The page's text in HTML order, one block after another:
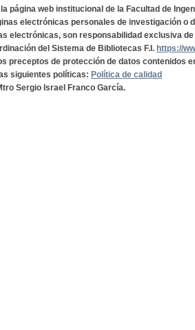
página web institucional de la Facultad de
electrónicas personales de investigación o
electrónicas, son responsabilidad exclusiva
del Sistema de Bibliotecas F.I. https://
preceptos de protección de datos contenidos
siguientes políticas: Política de calidad
Sergio Israel Franco García.